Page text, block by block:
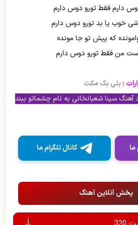
دارم فقط تورو دوس دارم
خوب یا بد تورو دوس دارم
که پیش تو جا مونده
من فقط تورو دوس دارم
:پلی بک مکث
سینا شعبانخانی به نام چشماتو ببند
ما کانال تلگرام ما
پخش آنلاین آهنگ